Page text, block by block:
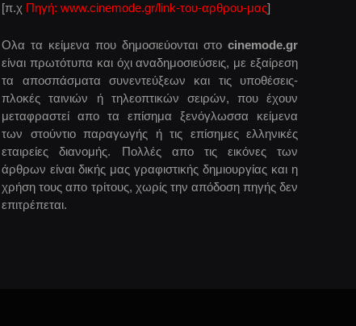
[π.χ Πηγή: www.cinemode.gr/link-του-αρθρου-μας]
Ολα τα κείμενα που δημοσιεύονται στο cinemode.gr
είναι πρωτότυπα και όχι αναδημοσιεύσεις, με εξαίρεση
τα αποσπάσματα συνεντεύξεων και τις υποθέσεις-
πλοκές ταινιών ή τηλεοπτικών σειρών, που έχουν
μεταφραστεί απο τα επίσημα ξενόγλωσσα κείμενα
των στούντιο παραγωγής ή τις επίσημες ελληνικές
εταιρείες διανομής. Πολλές απο τις εικόνες των
άρθρων είναι δικής μας γραφιστικής δημιουργίας και η
χρήση τους απο τρίτους, χωρίς την απόδοση πηγής δεν
επιτρέπεται.